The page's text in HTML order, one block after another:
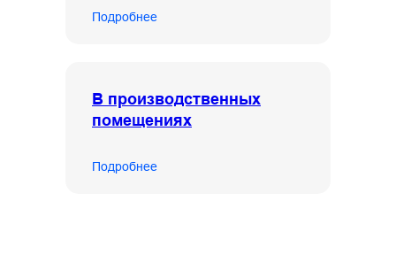
Подробнее
В производственных
помещениях
Подробнее